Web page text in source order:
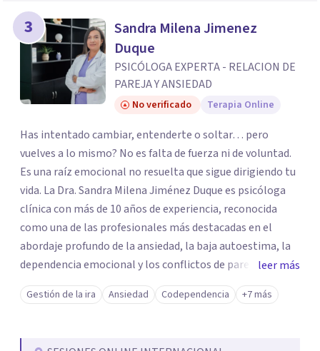
3
Sandra Milena Jimenez
Duque
PSICÓLOGA EXPERTA - RELACION DE
PAREJA Y ANSIEDAD
No verificado Terapia Online
Has intentado cambiar, entenderte o soltar… pero
vuelves a lo mismo? No es falta de fuerza ni de voluntad.
Es una raíz emocional no resuelta que sigue dirigiendo tu
vida. La Dra. Sandra Milena Jiménez Duque es psicóloga
clínica con más de 10 años de experiencia, reconocida
como una de las profesionales más destacadas en el
abordaje profundo de la ansiedad, la baja autoestima, la
dependencia emocional y los conflictos de pareja. Ha
trabajado con pacientes en diferentes países,
acompañando procesos complejos. Su enfoque
trabaja el síntoma, trabaja la raíz que lo origina. Su
leer más
Gestión de la ira Ansiedad Codependencia +7 más